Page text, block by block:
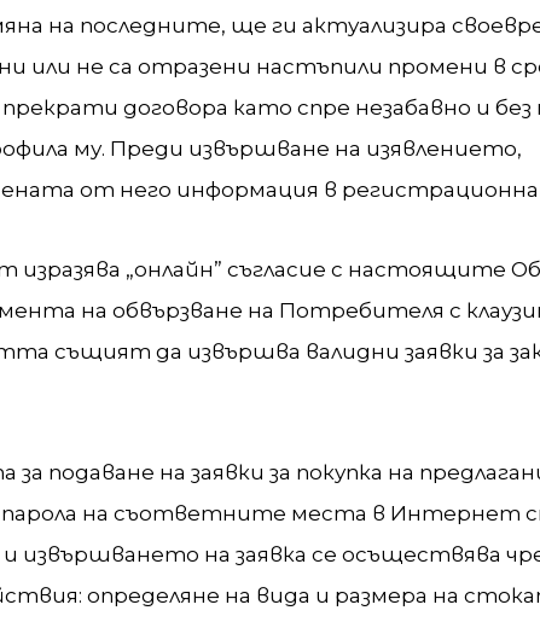
на последните, ще ги актуализира
или не са отразени настъпили промени в
договора като спре незабавно и
му. Преди извършване на изявлението,
от него информация в
„онлайн” съгласие с настоящите
на обвързване на Потребителя с
същият да извършва валидни заявки за
подаване на заявки за покупка на
парола на съответните места в Интернет
на заявка се осъществява
определяне на вида и размера на